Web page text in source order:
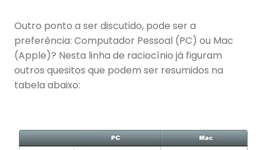
Outro ponto a ser discutido, pode ser a
preferência: Computador Pessoal (PC) ou Mac
(Apple)? Nesta linha de raciocínio já figuram
outros quesitos que podem ser resumidos na
tabela abaixo: